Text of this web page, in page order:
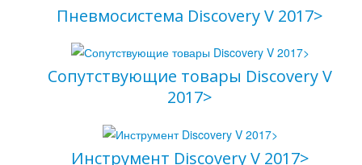
Пневмосистема Discovery V 2017>
Сопутствующие товары Discovery V
2017>
Инструмент Discovery V 2017>